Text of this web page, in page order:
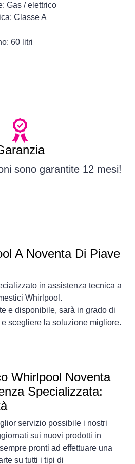
Gas / elettrico
Classe A
60 litri
sono garantite 12 mesi!
A Noventa Di Piave
in assistenza tecnica a
Whirlpool.
e disponibile, sarà in grado di
scegliere la soluzione migliore.
Whirlpool Noventa
Specializzata:
servizio possibile i nostri
sui nuovi prodotti in
pronti ad effettuare una
su tutti i tipi di